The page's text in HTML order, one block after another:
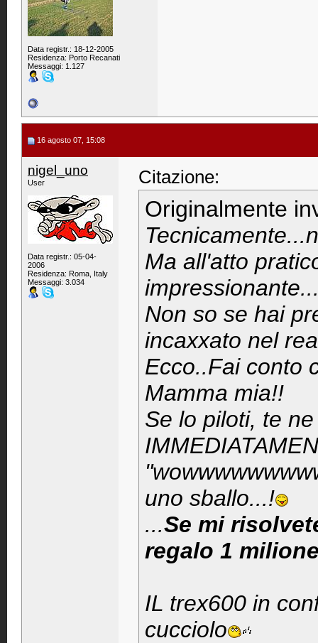
Data registr.: 18-12-2005
Residenza: Porto Recanati
Messaggi: 1.127
16 agosto 07, 15:08
nigel_uno
User
Data registr.: 05-04-
2006
Residenza: Roma, Italy
Messaggi: 3.034
Citazione:
Originalmente
Ma all'atto
Non so se hai
incaxxato nel
Ecco..Fai conto
Mamma mia!!
Se lo piloti, te
uno sballo...!
...Se mi
regalo 1
IL trex600 in
cucciolo